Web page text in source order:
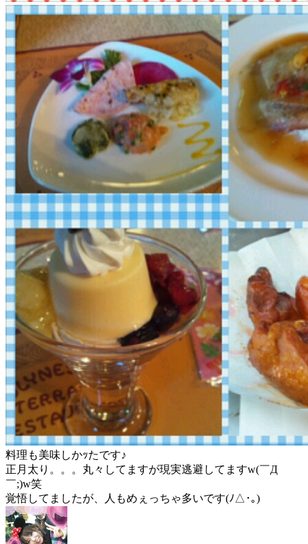
料理も美味しかｯたです♪
正月太り。。。丸々してますが現実逃避してますw(￣Д
￣;)w笑
覚悟してましたが、人もめぇっちゃ多いです(ﾉ△･｡)